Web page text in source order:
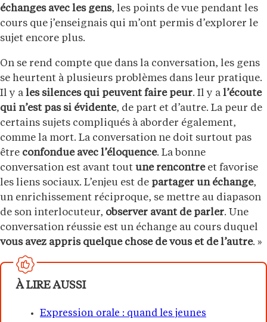
échanges avec les gens, les points de vue pendant les
cours que j’enseignais qui m’ont permis d’explorer le
sujet encore plus.
On se rend compte que dans la conversation, les gens
se heurtent à plusieurs problèmes dans leur pratique.
Il y a les silences qui peuvent faire peur. Il y a l’écoute
qui n’est pas si évidente, de part et d’autre. La peur de
certains sujets compliqués à aborder également,
comme la mort. La conversation ne doit surtout pas
être confondue avec l’éloquence. La bonne
conversation est avant tout une rencontreet favorise
les liens sociaux. L’enjeu est de partager un échange,
un enrichissement réciproque, se mettre au diapason
de son interlocuteur, observer avant de parler. Une
conversation réussie est un échange au cours duquel
vous avez appris quelque chose de vous et de l’autre. »
À LIRE AUSSI
Expression orale : quand les jeunes